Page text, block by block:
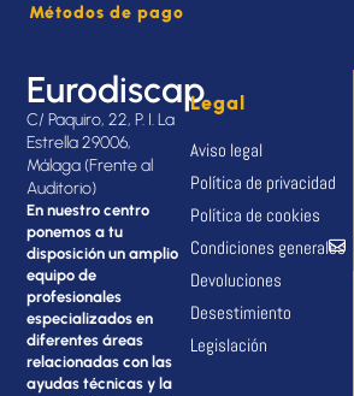
Métodos de pago
Eurodiscap
C/ Paquiro, 22, P. I. La
Estrella 29006,
Málaga (Frente al
Auditorio)
En nuestro centro
ponemos a tu
disposición un amplio
equipo de
profesionales
especializados en
diferentes áreas
relacionadas con las
ayudas técnicas y la
Legal
Aviso legal
Política de privacidad
Política de cookies
Condiciones generales
Devoluciones
Desestimiento
Legislación